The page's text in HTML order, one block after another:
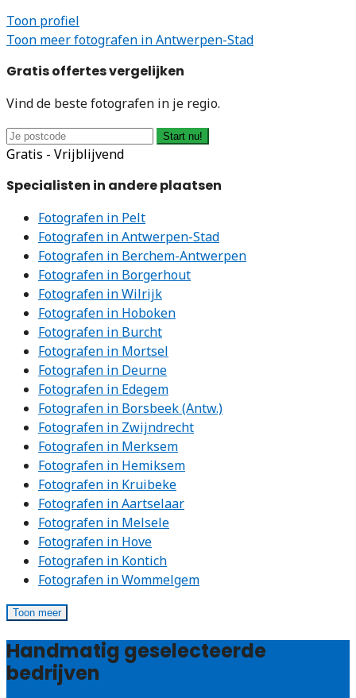
Toon profiel
Toon meer fotografen in Antwerpen-Stad
Gratis offertes vergelijken
Vind de beste fotografen in je regio.
Start nu!
Gratis - Vrijblijvend
Specialisten in andere plaatsen
Fotografen in Pelt
Fotografen in Antwerpen-Stad
Fotografen in Berchem-Antwerpen
Fotografen in Borgerhout
Fotografen in Wilrijk
Fotografen in Hoboken
Fotografen in Burcht
Fotografen in Mortsel
Fotografen in Deurne
Fotografen in Edegem
Fotografen in Borsbeek (Antw.)
Fotografen in Zwijndrecht
Fotografen in Merksem
Fotografen in Hemiksem
Fotografen in Kruibeke
Fotografen in Aartselaar
Fotografen in Melsele
Fotografen in Hove
Fotografen in Kontich
Fotografen in Wommelgem
Toon meer
Handmatig geselecteerde
bedrijven